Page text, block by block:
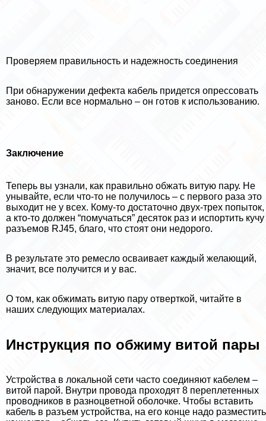
Проверяем правильность и надежность соединения
При обнаружении дефекта кабель придется опрессовать
заново. Если все нормально – он готов к использованию.
Заключение
Теперь вы узнали, как правильно обжать витую пару. Не
унывайте, если что-то не получилось – с первого раза это
выходит не у всех. Кому-то достаточно двух-трех попыток,
а кто-то должен “помучаться” десяток раз и испортить кучу
разъемов RJ45, благо, что стоят они недорого.
В результате это ремесло осваивает каждый желающий,
значит, все получится и у вас.
О том, как обжимать витую пару отверткой, читайте в
наших следующих материалах.
Инструкция по обжиму витой пары
Устройства в локальной сети часто соединяют кабелем –
витой парой. Внутри провода проходят 8 переплетенных
проводников в разноцветной оболочке. Чтобы вставить
кабель в разъем устройства, на его конце надо разместить